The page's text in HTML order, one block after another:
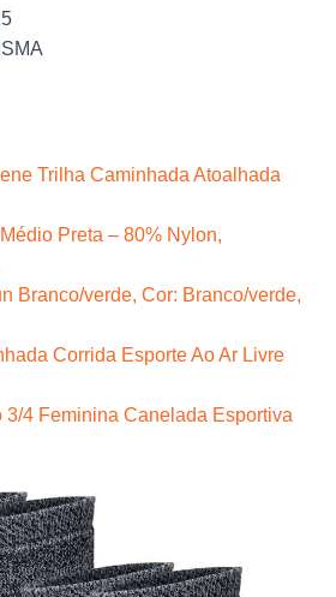
Trilha Caminhada Atoalhada
Preta – 80% Nylon,
Branco/verde, Cor: Branco/verde,
Corrida Esporte Ao Ar Livre
3/4 Feminina Canelada Esportiva